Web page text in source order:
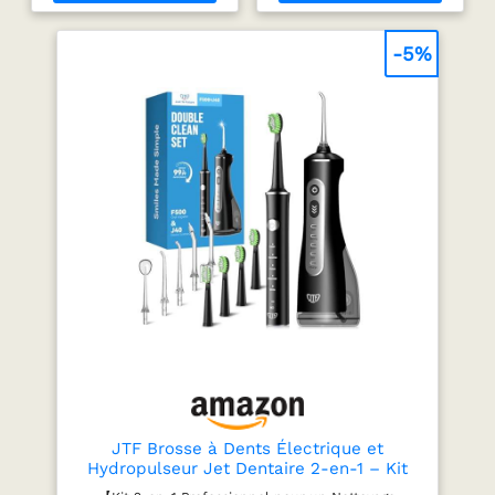
dentaire (élevé, faible et
La pression de l'eau
masse les gencives pour
éviter les saignements et
nettoie en profondeur le
tartre et les débris
alimentaires d'une
manière que le fil
dentaire traditionnel ne
peut pas. La brosse à
dents à ultrasons
puissante et douce
dispose d'un design
plus profonde. La brosse
à dents électrique nettoie
la surface de vos dents
plus Votre choix parfait :
cet hydropulseur est livré
Sans Fil
de nombreux produits
conception légère et
compacte est idéale pour
facilement dans une
valise, un sac à dos ou un
sac à main. Parfait pour
les déplacements
professionnels, les
vacances ou un petit
coup de fraîcheur à tout
moment. 【Accessoires
Complets pour Toute la
Famille】Le kit comprend
4 têtes de brosse en
forme de W pour un
orthodontique pour les
appareils dentaires, 1
nettoyeur de langue et 1
buse parodontale pour
JTF Brosse à Dents Électrique et
Hydropulseur Jet Dentaire 2-en-1 – Kit
d’Hygiène Buccale Portable Nettoyage
-5%